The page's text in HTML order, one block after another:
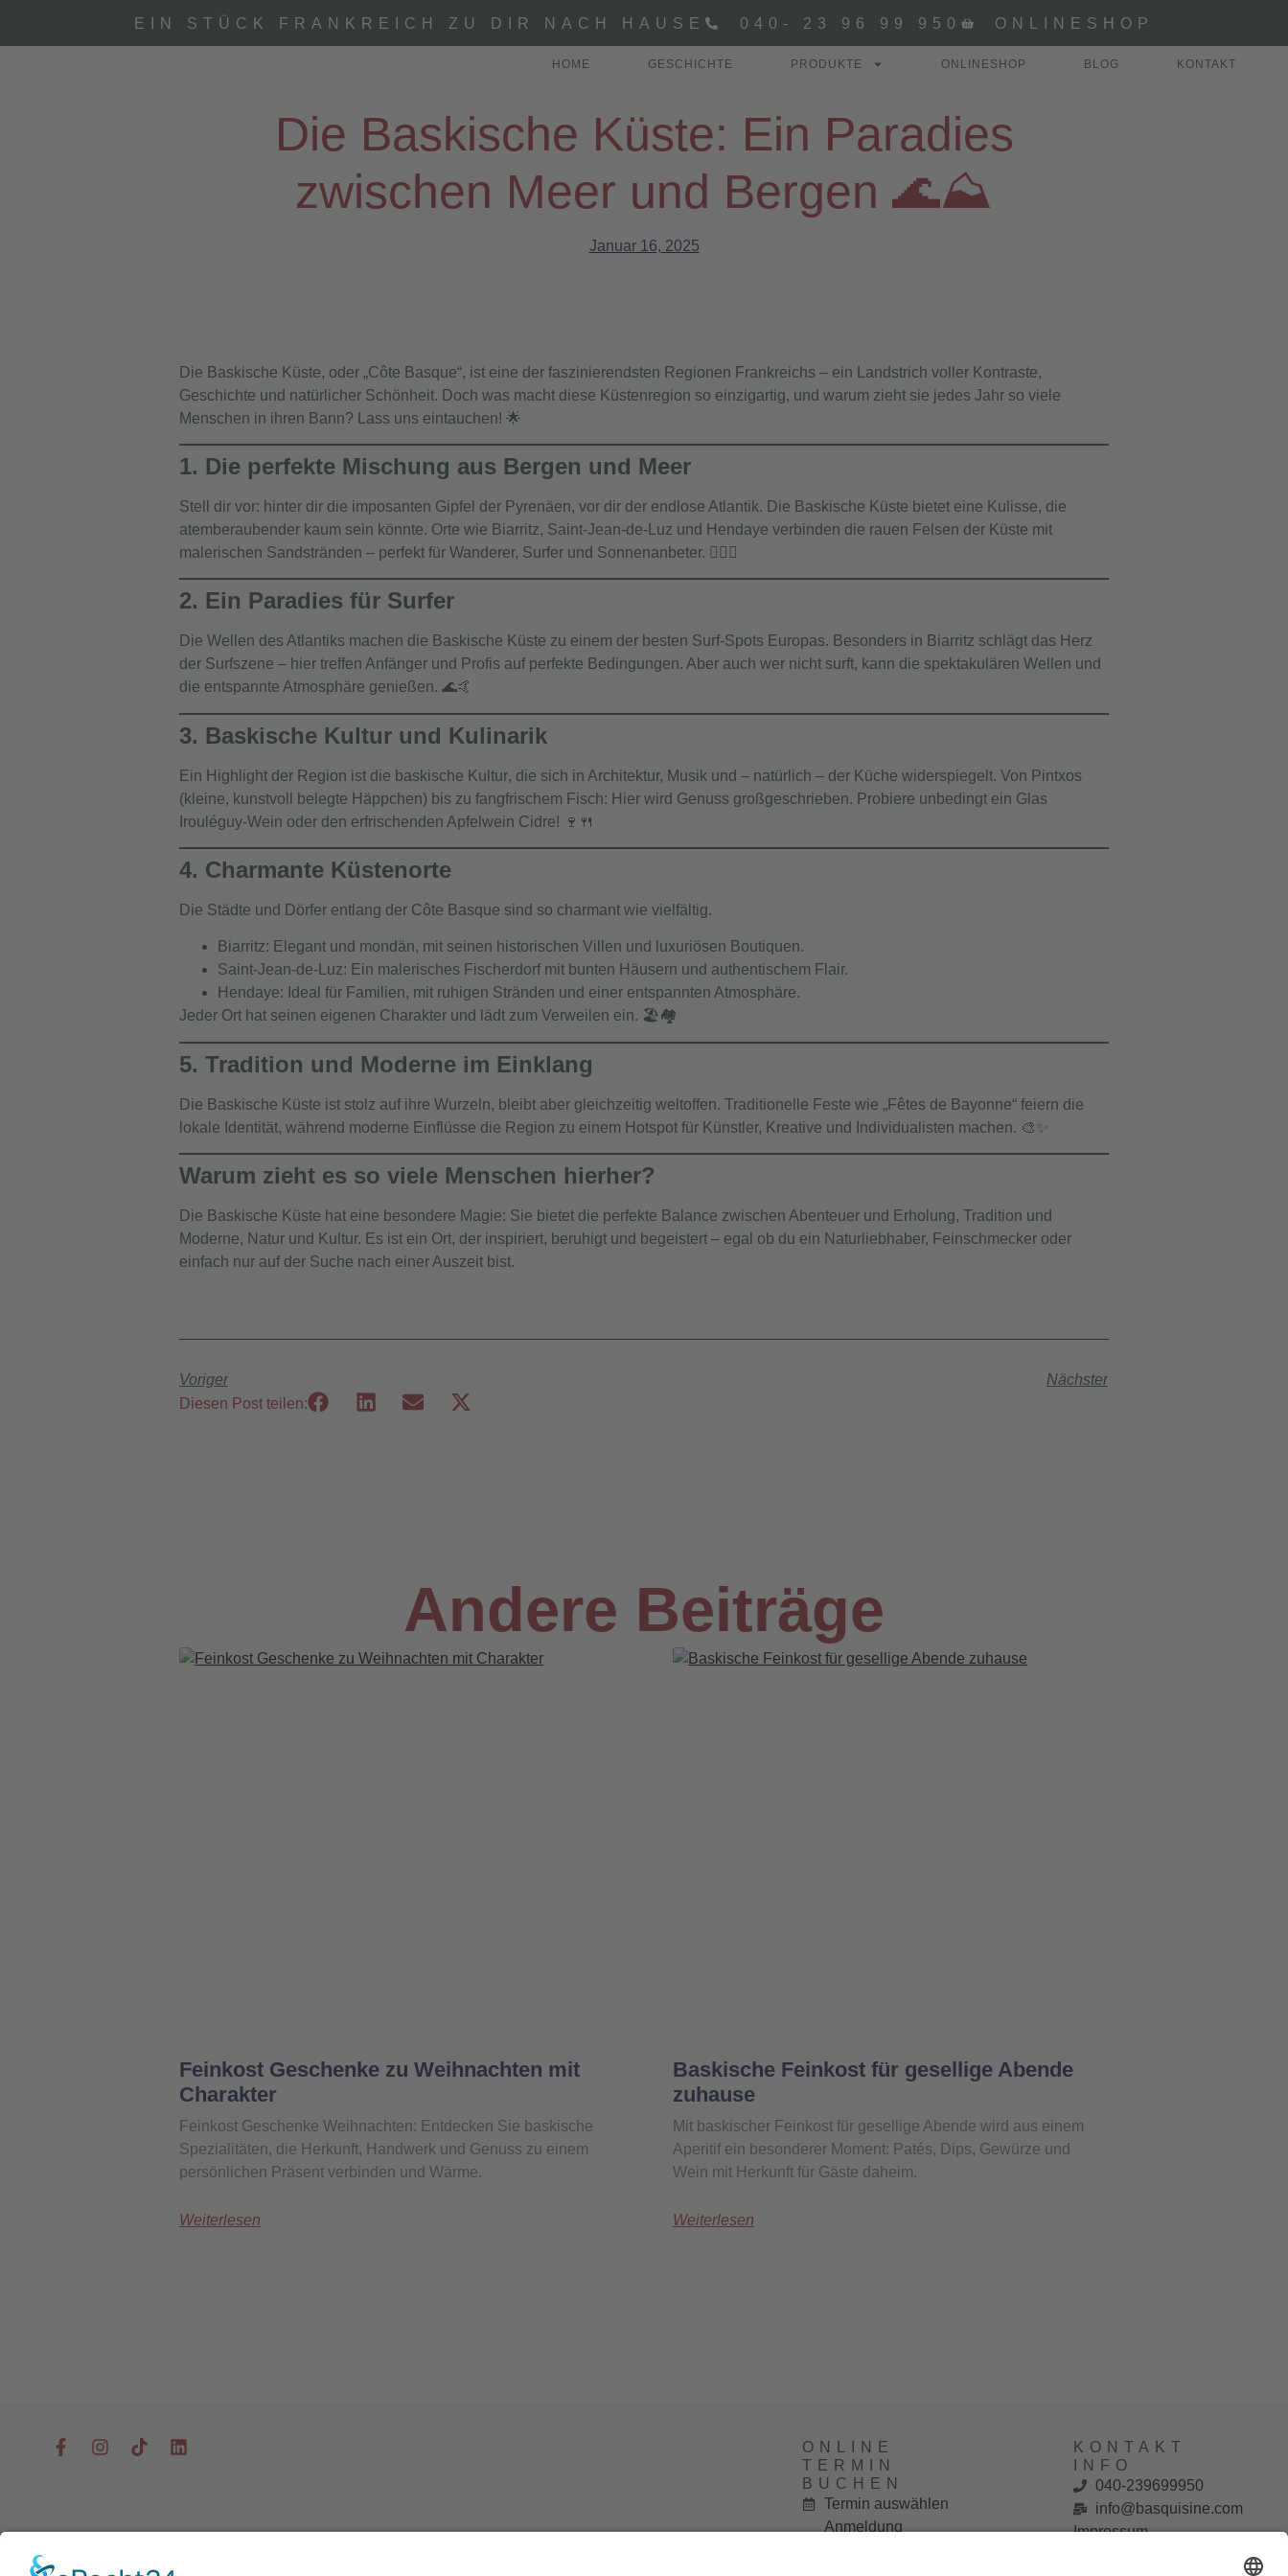
EIN STÜCK FRANKREICH ZU DIR NACH HAUSE 040- 23 96 99 950 ONLINESHOP
HOME GESCHICHTE PRODUKTE ONLINESHOP BLOG KONTAKT
Die Baskische Küste: Ein Paradies
zwischen Meer und Bergen 🌊⛰️
Januar 16, 2025
Die Baskische Küste, oder „Côte Basque“, ist eine der faszinierendsten Regionen Frankreichs – ein Landstrich voller Kontraste,
Geschichte und natürlicher Schönheit. Doch was macht diese Küstenregion so einzigartig, und warum zieht sie jedes Jahr so viele
Menschen in ihren Bann? Lass uns eintauchen! 🌟
1. Die perfekte Mischung aus Bergen und Meer
Stell dir vor: hinter dir die imposanten Gipfel der Pyrenäen, vor dir der endlose Atlantik. Die Baskische Küste bietet eine Kulisse, die
atemberaubender kaum sein könnte. Orte wie Biarritz, Saint-Jean-de-Luz und Hendaye verbinden die rauen Felsen der Küste mit
malerischen Sandstränden – perfekt für Wanderer, Surfer und Sonnenanbeter. 🏄‍♂️🌞
2. Ein Paradies für Surfer
Die Wellen des Atlantiks machen die Baskische Küste zu einem der besten Surf-Spots Europas. Besonders in Biarritz schlägt das Herz
der Surfszene – hier treffen Anfänger und Profis auf perfekte Bedingungen. Aber auch wer nicht surft, kann die spektakulären Wellen und
die entspannte Atmosphäre genießen. 🌊🤙
3. Baskische Kultur und Kulinarik
Ein Highlight der Region ist die baskische Kultur, die sich in Architektur, Musik und – natürlich – der Küche widerspiegelt. Von Pintxos
(kleine, kunstvoll belegte Häppchen) bis zu fangfrischem Fisch: Hier wird Genuss großgeschrieben. Probiere unbedingt ein Glas
Irouléguy-Wein oder den erfrischenden Apfelwein Cidre! 🍷🍴
4. Charmante Küstenorte
Die Städte und Dörfer entlang der Côte Basque sind so charmant wie vielfältig.
Biarritz: Elegant und mondän, mit seinen historischen Villen und luxuriösen Boutiquen.
Saint-Jean-de-Luz: Ein malerisches Fischerdorf mit bunten Häusern und authentischem Flair.
Hendaye: Ideal für Familien, mit ruhigen Stränden und einer entspannten Atmosphäre.
Jeder Ort hat seinen eigenen Charakter und lädt zum Verweilen ein. 🏖️🏘️
5. Tradition und Moderne im Einklang
Die Baskische Küste ist stolz auf ihre Wurzeln, bleibt aber gleichzeitig weltoffen. Traditionelle Feste wie „Fêtes de Bayonne“ feiern die
lokale Identität, während moderne Einflüsse die Region zu einem Hotspot für Künstler, Kreative und Individualisten machen. 🎨✨
Warum zieht es so viele Menschen hierher?
Die Baskische Küste hat eine besondere Magie: Sie bietet die perfekte Balance zwischen Abenteuer und Erholung, Tradition und
Moderne, Natur und Kultur. Es ist ein Ort, der inspiriert, beruhigt und begeistert – egal ob du ein Naturliebhaber, Feinschmecker oder
einfach nur auf der Suche nach einer Auszeit bist.
Voriger
Nächster
Diesen Post teilen:
Andere Beiträge
Feinkost Geschenke zu Weihnachten mit
Charakter
Feinkost Geschenke Weihnachten: Entdecken Sie baskische
Spezialitäten, die Herkunft, Handwerk und Genuss zu einem
persönlichen Präsent verbinden und Wärme.
Weiterlesen
Baskische Feinkost für gesellige Abende
zuhause
Mit baskischer Feinkost für gesellige Abende wird aus einem
Aperitif ein besonderer Moment: Patés, Dips, Gewürze und
Wein mit Herkunft für Gäste daheim.
Weiterlesen
ONLINE
TERMIN
BUCHEN
Termin auswählen
Anmeldung
KONTAKT
INFO
040-239699950
info@basquisine.com
Impressum